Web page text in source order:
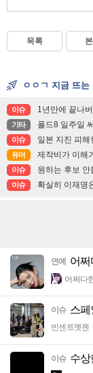
목록
ㅇㅇㄱ 지금 뜨는
이슈 1년만에 끝나
기타 폴드8 일주일
이슈 일본 지진 피
유머 제작비가 이해
이슈 원하는 후보
이슈 확실히 이재명
연예 어쩌
어쩌다
이슈 스
빈센트멧젠
이슈 수